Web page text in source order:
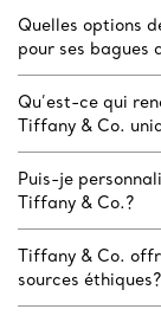
Quelles options
pour ses bagues
Qu’est-ce qui
Tiffany & Co.
Puis-je
Tiffany & Co.?
Tiffany & Co.
sources éthiques?